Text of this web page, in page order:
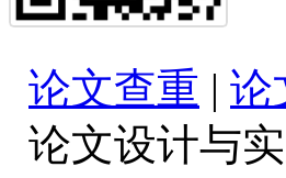
论文查重 | 论
论文设计与